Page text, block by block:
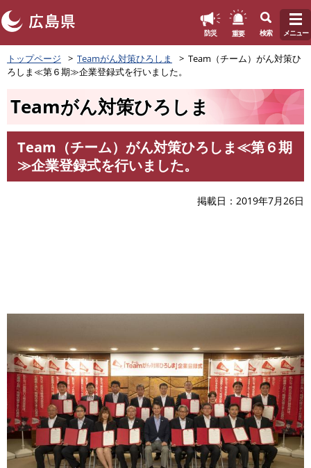
ペ
ー
ジ
防災 重要 検索 メニュー
トップページ Teamがん対策ひろしま
Team（チーム）がん対策ひ
ろしま≪第６期≫企業登録式を行いました。
Teamがん対策ひろしま
Team（チーム）がん対策ひろしま≪第６期
≫企業登録式を行いました。
掲載日 2019年7月26日